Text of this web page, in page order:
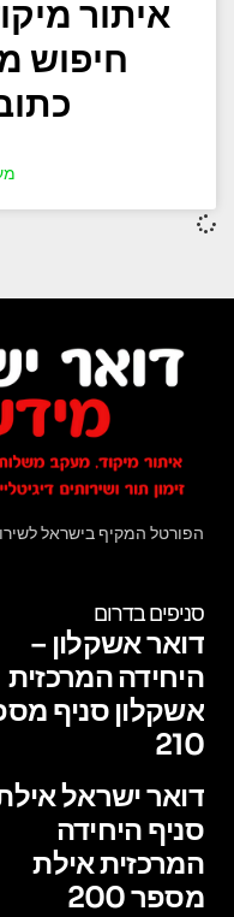
איתור
חיפוש
הפורטל המקיף בישראל
סניפים בדרום
דואר אשקלון –
היחידה המרכזית
אשקלון סניף
210
דואר ישראל
סניף היחידה
המרכזית אילת
מספר 200